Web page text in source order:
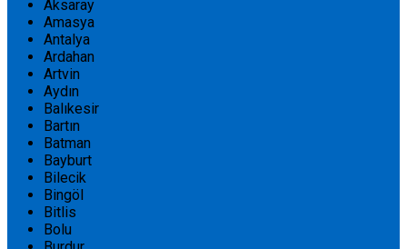
Aksaray
Amasya
Antalya
Ardahan
Artvin
Aydın
Balıkesir
Bartın
Batman
Bayburt
Bilecik
Bingöl
Bitlis
Bolu